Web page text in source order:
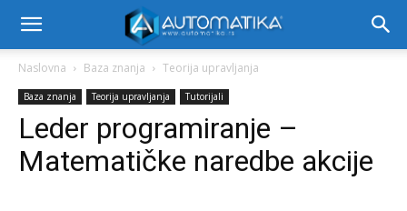
Naslovna Baza znanja Teorija upravljanja
Baza znanja Teorija upravljanja Tutorijali
Leder programiranje –
Matematičke naredbe akcije